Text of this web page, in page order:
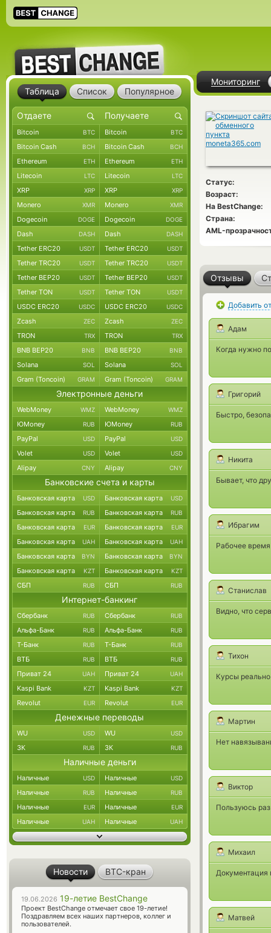
Мониторинг
Статус:
Возраст:
На BestChange:
Страна:
AML-
Отзывы
Добавить
Адам
Когда нужно
Григорий
Быстро,
Никита
Бывает, что
Ибрагим
Рабочее
Станислав
Видно, что
Тихон
Курсы
Мартин
Нет
Виктор
Пользуюсь
Михаил
Документация
Матвей
Таблица Список Популярное
Bitcoin BTC Bitcoin BTC
Bitcoin Cash BCH Bitcoin Cash BCH
Ethereum ETH Ethereum ETH
Litecoin LTC Litecoin LTC
XRP XRP XRP XRP
Monero XMR Monero XMR
Dogecoin DOGE Dogecoin DOGE
Dash DASH Dash DASH
Tether ERC20 USDT Tether ERC20 USDT
Tether TRC20 USDT Tether TRC20 USDT
Tether BEP20 USDT Tether BEP20 USDT
Tether TON USDT Tether TON USDT
USDC ERC20 USDC USDC ERC20 USDC
Zcash ZEC Zcash ZEC
TRON TRX TRON TRX
BNB BEP20 BNB BNB BEP20 BNB
Solana SOL Solana SOL
Gram (Toncoin) GRAM Gram (Toncoin) GRAM
Электронные деньги
WebMoney WMZ WebMoney WMZ
ЮMoney RUB ЮMoney RUB
PayPal USD PayPal USD
Volet USD Volet USD
Alipay CNY Alipay CNY
Банковские счета и карты
Банковская карта USD Банковская карта USD
Банковская карта RUB Банковская карта RUB
Банковская карта EUR Банковская карта EUR
Банковская карта UAH Банковская карта UAH
Банковская карта BYN Банковская карта BYN
Банковская карта KZT Банковская карта KZT
СБП RUB СБП RUB
Интернет-банкинг
Сбербанк RUB Сбербанк RUB
Альфа-Банк RUB Альфа-Банк RUB
Т-Банк RUB Т-Банк RUB
ВТБ RUB ВТБ RUB
Приват 24 UAH Приват 24 UAH
Kaspi Bank KZT Kaspi Bank KZT
Revolut EUR Revolut EUR
Денежные переводы
WU USD WU USD
ЗК RUB ЗК RUB
Наличные деньги
Наличные USD Наличные USD
Наличные RUB Наличные RUB
Наличные EUR Наличные EUR
Наличные UAH Наличные UAH
Новости BTC-кран
19.06.2026 19-летие BestChange
Проект BestChange отмечает свое 19-летие!
Поздравляем всех наших партнеров, коллег и
пользователей.